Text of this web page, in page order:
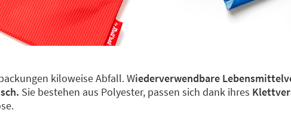
kiloweise Abfall. Wiederverwendbare
Sie bestehen aus Polyester, passen sich dank ihres